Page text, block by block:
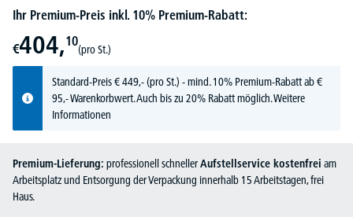
Ihr Premium-Preis inkl. 10% Premium-Rabatt:
€404,10
(pro St.)
Standard-Preis€449,-(pro St.) - mind. 10% Premium-Rabatt ab €
95,- Warenkorbwert. Auch bis zu 20% Rabatt möglich.Weitere
Informationen
Premium-Lieferung: professionell schnellerAufstellservice kostenfrei am
Arbeitsplatz und Entsorgung der Verpackung innerhalb 15 Arbeitstagen, frei
Haus.